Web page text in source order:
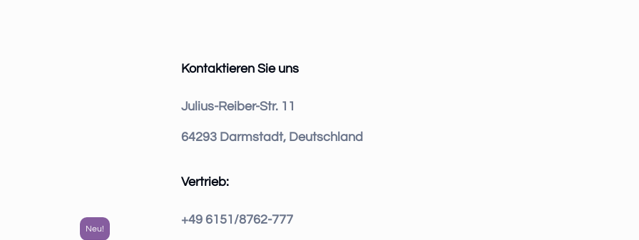
Kontaktieren Sie uns
Julius-Reiber-Str. 11
64293 Darmstadt, Deutschland
Vertrieb:
+49 6151/8762-777